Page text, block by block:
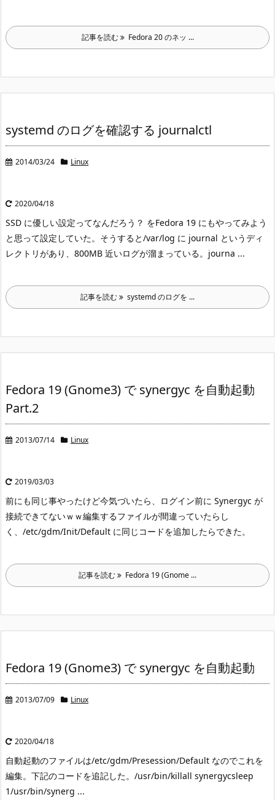
記事を読む Fedora 20 のネッ ...
systemd のログを確認する journalctl
2014/03/24 Linux
2020/04/18
SSD に優しい設定ってなんだろう？ をFedora 19 にもやってみよう
と思って設定していた。 そうすると/var/log に journal というディ
レクトリがあり、800MB 近いログが溜まっている。journa ...
記事を読む systemd のログを ...
Fedora 19 (Gnome3) で synergyc を自動起動
Part.2
2013/07/14 Linux
2019/03/03
前にも同じ事やったけど今気づいたら、ログイン前に Synergyc が
接続できてないｗｗ編集するファイルが間違っていたらし
く、/etc/gdm/Init/Default に同じコードを追加したらできた。
記事を読む Fedora 19 (Gnome ...
Fedora 19 (Gnome3) で synergyc を自動起動
2013/07/09 Linux
2020/04/18
自動起動のファイルは/etc/gdm/Presession/Default なのでこれを
編集。 下記のコードを追記した。 /usr/bin/killall synergycsleep
1/usr/bin/synerg ...